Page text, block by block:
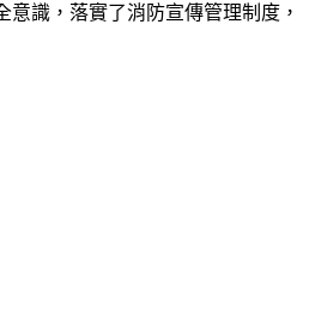
識，落實了消防宣傳管理制度，